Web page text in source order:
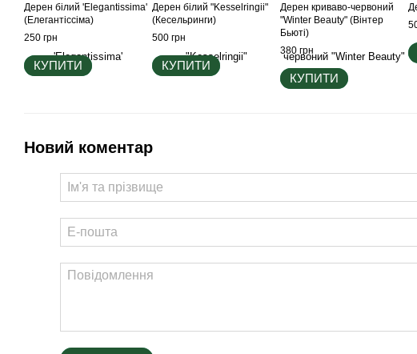
Дерен білий 'Elegantissima'
(Елегантіссіма)
250 грн
КУПИТИ
Дерен бiлий "Kesselringii"
(Кесельринги)
500 грн
КУПИТИ
Дерен криваво-червоний
"Winter Beauty" (Вінтер
Бьюті)
380 грн
КУПИТИ
Новий коментар